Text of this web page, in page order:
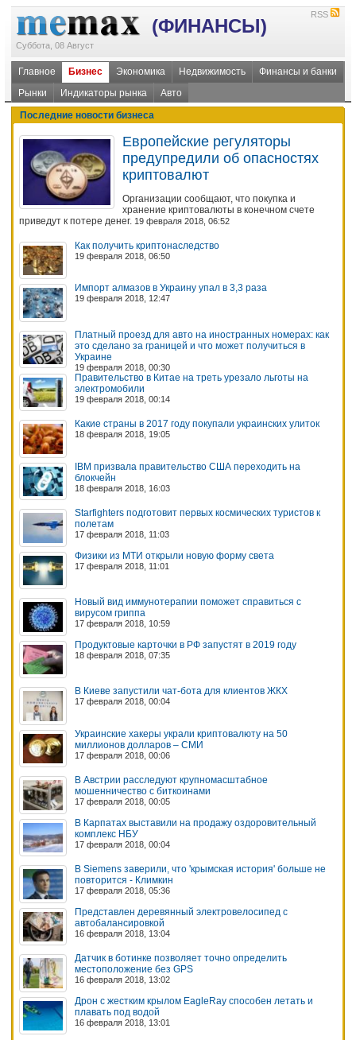
(ФИНАНСЫ)
Суббота, 08 Август
RSS
Главное Бизнес Экономика Недвижимость
Финансы и банки
Рынки
Индикаторы рынка
Авто
Последние новости бизнеса
Европейские регуляторы
предупредили об опасностях
криптовалют
Организации сообщают, что покупка и
хранение криптовалюты в конечном счете
приведут к потере денег. 19 февраля 2018, 06:52
Как получить криптонаследство
19 февраля 2018, 06:50
Импорт алмазов в Украину упал в 3,3 раза
19 февраля 2018, 12:47
Платный проезд для авто на иностранных номерах: как
это сделано за границей и что может получиться в
Украине
19 февраля 2018, 00:30
Правительство в Китае на треть урезало льготы на
электромобили
19 февраля 2018, 00:14
Какие страны в 2017 году покупали украинских улиток
18 февраля 2018, 19:05
IBM призвала правительство США переходить на
блокчейн
18 февраля 2018, 16:03
Starfighters подготовит первых космических туристов к
полетам
17 февраля 2018, 11:03
Физики из МТИ открыли новую форму света
17 февраля 2018, 11:01
Новый вид иммунотерапии поможет справиться с
вирусом гриппа
17 февраля 2018, 10:59
Продуктовые карточки в РФ запустят в 2019 году
18 февраля 2018, 07:35
В Киеве запустили чат-бота для клиентов ЖКХ
17 февраля 2018, 00:04
Украинские хакеры украли криптовалюту на 50
миллионов долларов – СМИ
17 февраля 2018, 00:06
В Австрии расследуют крупномасштабное
мошенничество с биткоинами
17 февраля 2018, 00:05
В Карпатах выставили на продажу оздоровительный
комплекс НБУ
17 февраля 2018, 00:04
В Siemens заверили, что 'крымская история' больше не
повторится - Климкин
17 февраля 2018, 05:36
Представлен деревянный электровелосипед с
автобалансировкой
16 февраля 2018, 13:04
Датчик в ботинке позволяет точно определить
местоположение без GPS
16 февраля 2018, 13:02
Дрон с жестким крылом EagleRay способен летать и
плавать под водой
16 февраля 2018, 13:01